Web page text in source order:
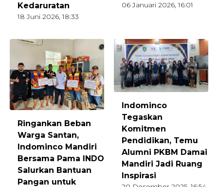
Kedaruratan
18 Juni 2026, 18:33
06 Januari 2026, 16:01
Ringankan Beban
Warga Santan,
Indominco Mandiri
Bersama Pama INDO
Salurkan Bantuan
Pangan untuk
Indominco
Tegaskan
Komitmen
Pendidikan, Temu
Alumni PKBM Damai
Mandiri Jadi Ruang
Inspirasi